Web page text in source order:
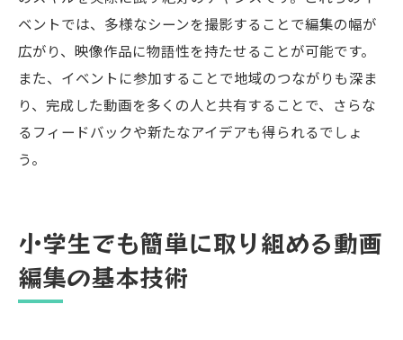
ベントでは、多様なシーンを撮影することで編集の幅が
広がり、映像作品に物語性を持たせることが可能です。
また、イベントに参加することで地域のつながりも深ま
り、完成した動画を多くの人と共有することで、さらな
るフィードバックや新たなアイデアも得られるでしょ
う。
小学生でも簡単に取り組める動画
編集の基本技術